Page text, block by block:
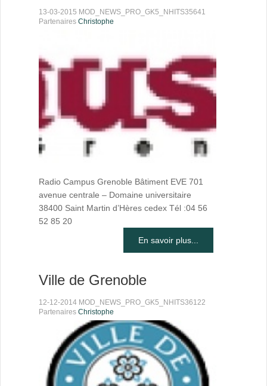
13-03-2015 MOD_NEWS_PRO_GK5_NHITS35641
Partenaires Christophe
Radio Campus Grenoble Bâtiment EVE 701
avenue centrale – Domaine universitaire
38400 Saint Martin d’Hères cedex Tél :04 56
52 85 20
En savoir plus...
Ville de Grenoble
12-12-2014 MOD_NEWS_PRO_GK5_NHITS36122
Partenaires Christophe